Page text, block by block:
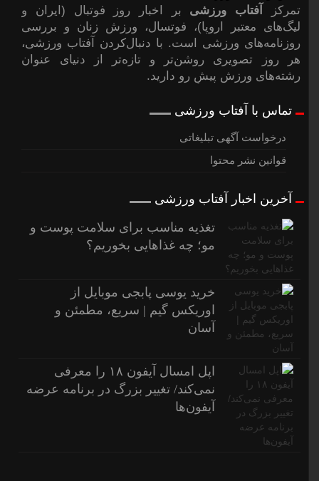
تمرکز آفتاب ورزشیبر اخبار روز فوتبال (ایران و
لیگ‌های معتبر اروپا)، فوتسال، ورزش زنان و بررسی
روزنامه‌های ورزشی است. با دنبال‌کردن آفتاب ورزشی،
هر روز تصویری روشن‌تر و تازه‌تر از دنیای عنوان
رشته‌های ورزش پیشِ رو دارید.
تماس با آفتاب ورزشی
درخواست آگهی تبلیغاتی
قوانین نشر محتوا
آخرین اخبار آفتاب ورزشی
تغذیه مناسب برای سلامت پوست و
مو؛ چه غذاهایی بخوریم؟
خرید یوسی پابجی موبایل از
اوریکس گیم | سریع، مطمئن و
آسان
اپل امسال آیفون ۱۸ را معرفی
نمی‌کند/ تغییر بزرگ در برنامه عرضه
آیفون‌ها